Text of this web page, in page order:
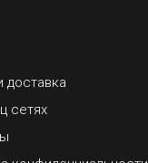
доставка
сетях